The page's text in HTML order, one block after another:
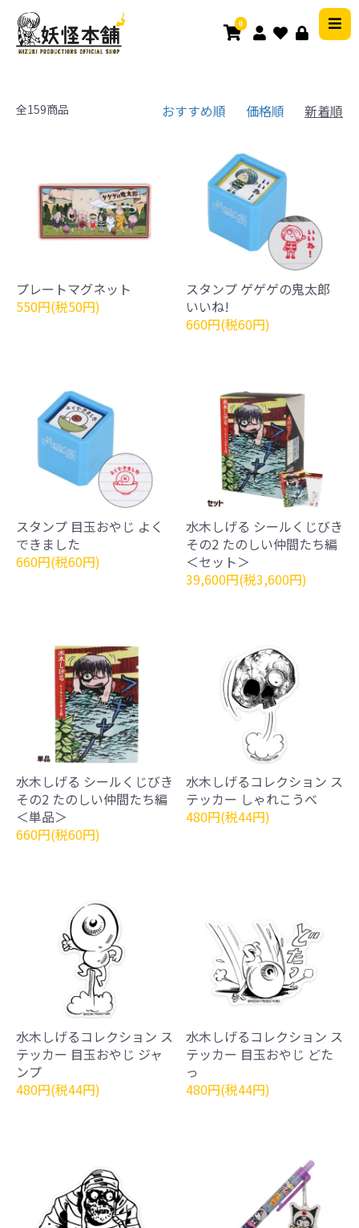
0
全159商品 おすすめ順 価格順 新着順
プレートマグネット
550円(税50円)
スタンプ ゲゲゲの鬼太郎
いいね!
660円(税60円)
スタンプ 目玉おやじ よく
できました
660円(税60円)
水木しげる シールくじびき
その2 たのしい仲間たち編
＜セット＞
39,600円(税3,600円)
水木しげる シールくじびき
その2 たのしい仲間たち編
＜単品＞
660円(税60円)
水木しげるコレクション ス
テッカー しゃれこうべ
480円(税44円)
水木しげるコレクション ス
テッカー 目玉おやじ ジャ
ンプ
480円(税44円)
水木しげるコレクション ス
テッカー 目玉おやじ どた
っ
480円(税44円)